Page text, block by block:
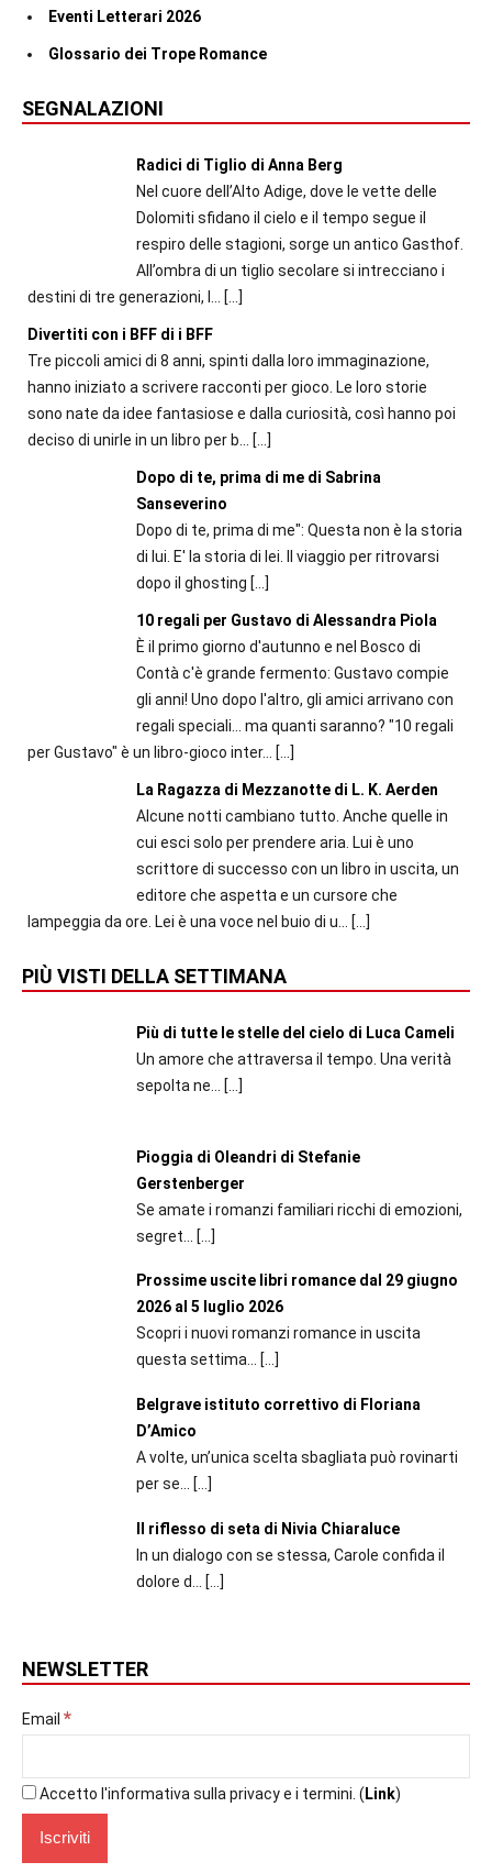
Eventi Letterari 2026
Glossario dei Trope Romance
SEGNALAZIONI
Radici di Tiglio di Anna Berg
Nel cuore dell’Alto Adige, dove le vette delle
Dolomiti sfidano il cielo e il tempo segue il
respiro delle stagioni, sorge un antico Gasthof.
All’ombra di un tiglio secolare si intrecciano i
destini di tre generazioni, l...
[…]
Divertiti con i BFF di i BFF
Tre piccoli amici di 8 anni, spinti dalla loro immaginazione,
hanno iniziato a scrivere racconti per gioco. Le loro storie
sono nate da idee fantasiose e dalla curiosità, così hanno poi
deciso di unirle in un libro per b...
[…]
Dopo di te, prima di me di Sabrina
Sanseverino
Dopo di te, prima di me": Questa non è la storia
di lui. E' la storia di lei. Il viaggio per ritrovarsi
dopo il ghosting […]
10 regali per Gustavo di Alessandra Piola
È il primo giorno d'autunno e nel Bosco di
Contà c'è grande fermento: Gustavo compie
gli anni! Uno dopo l'altro, gli amici arrivano con
regali speciali... ma quanti saranno? "10 regali
per Gustavo" è un libro-gioco inter...
[…]
La Ragazza di Mezzanotte di L. K. Aerden
Alcune notti cambiano tutto. Anche quelle in
cui esci solo per prendere aria. Lui è uno
scrittore di successo con un libro in uscita, un
editore che aspetta e un cursore che
lampeggia da ore. Lei è una voce nel buio di u...
[…]
PIÙ VISTI DELLA SETTIMANA
Più di tutte le stelle del cielo di Luca Cameli
Un amore che attraversa il tempo. Una verità
sepolta ne...
[…]
Pioggia di Oleandri di Stefanie
Gerstenberger
Se amate i romanzi familiari ricchi di emozioni,
segret...
[…]
Prossime uscite libri romance dal 29 giugno
2026 al 5 luglio 2026
Scopri i nuovi romanzi romance in uscita
questa settima... […]
Belgrave istituto correttivo di Floriana
D’Amico
A volte, un’unica scelta sbagliata può rovinarti
per se...
[…]
Il riflesso di seta di Nivia Chiaraluce
In un dialogo con se stessa, Carole confida il
dolore d...
[…]
NEWSLETTER
Email *
Accetto l'informativa sulla privacy e i termini. ( Link)